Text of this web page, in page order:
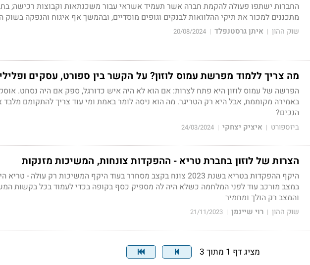
החברות ישתפו פעולה להקמת חברה אשר תעמיד אשראי עבור משכנתאות וקבוצות רכישה;
מתכננים למכור את תיקי ההלוואות לבנקים וגופים מוסדיים, ובהמשך אף איגוח והנפקה בשוק
שוק ההון | איתן גרסטנפלד |
20/08/2024
מה צריך ללמוד מפרשת עמוס לוזון? על הקשר בין ספורט, עסקים
הפרשה של עמוס לוזון היא פתח לצרות: אם הוא לא היה איש כדורגל, ספק אם היה נסחט.
באמירה מקוממת, אבל היא רק הטריגר. מה הוא ניסה לומר באמת ומי עוד צריך להתקומם מלבד
הנכים?
ביזספורט | איציק יצחקי |
24/03/2024
הצרות של לוזון בחברת טריא - ההפקדות צונחות, המשיכות מזנקות
היקף ההפקדות בטריא בשנת 2023 צונח בקצב מסחרר בעוד היקף המשיכות רק עולה - טריא
במצב מורכב עוד לפני המלחמה כשלא היה לה מספיק כסף בקופה בכדי לעמוד בכל בקשות
והמצב רק הולך ומחמיר
שוק ההון | רוי שיינמן |
21/11/2023
מציג דף 1 מתוך 3